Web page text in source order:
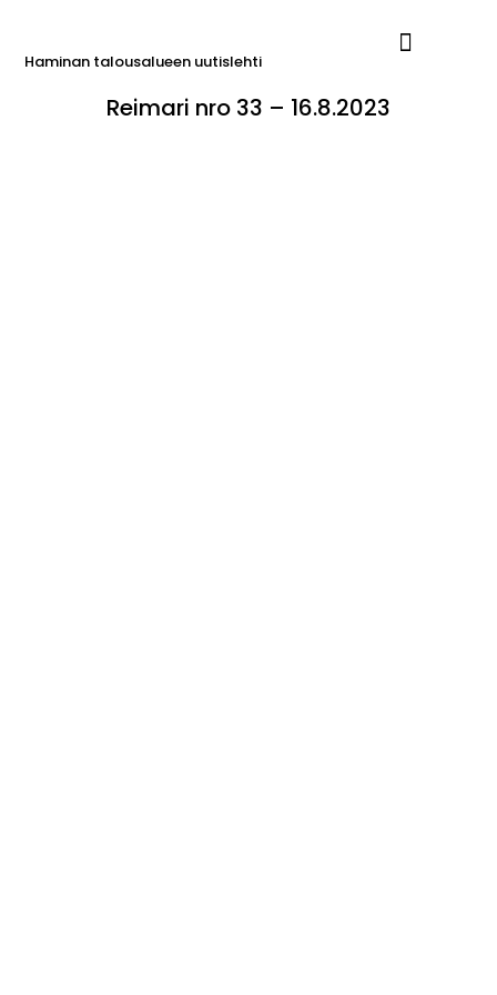
Haminan talousalueen uutislehti
Reimari nro 33 – 16.8.2023